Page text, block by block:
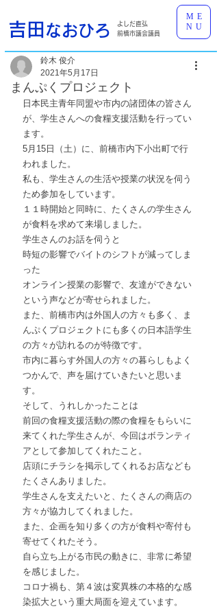
ME
NU
吉田 なおひろ
よしだ直弘
前橋市議会議員
まんぷくプロジェクト
鈴木 俊介
2021年5月17日
日本民主青年同盟や市内の諸団体の皆さん
が、学生さんへの食糧支援活動を行ってい
ます。
5月15日（土）に、前橋市内下小出町で行
われました。
私も、学生さんの生活や授業の状況を伺う
ため参加をしています。
１１時開始と同時に、たくさんの学生さん
が食料を求めて来場しました。
学生さんのお話を伺うと
時短の影響でバイトのシフトが減ってしま
った
オンライン授業の影響で、友達ができない
という声などが寄せられました。
また、前橋市内は外国人の方々も多く、ま
んぷくプロジェクトにも多くの日本語学生
の方々が訪れるのが特徴です。
市内に暮らす外国人の方々の暮らしもよく
つかんで、声を届けていきたいと思いま
す。
そして、うれしかったことは
前回の食糧支援活動の際の食糧をもらいに
来てくれた学生さんが、今回はボランティ
アとして参加してくれたこと。
店頭にチラシを掲示してくれるお店なども
たくさんありました。
学生さんを支えたいと、たくさんの商店の
方々が協力してくれました。
また、企画を知り多くの方が食料や寄付も
寄せてくれたそう。
自ら立ち上がる市民の動きに、非常に希望
を感じました。
コロナ禍も、第４波は変異株の本格的な感
染拡大という重大局面を迎えています。